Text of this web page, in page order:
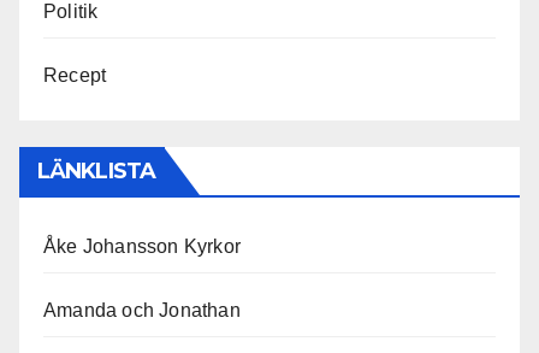
Politik
Recept
LÄNKLISTA
Åke Johansson Kyrkor
Amanda och Jonathan